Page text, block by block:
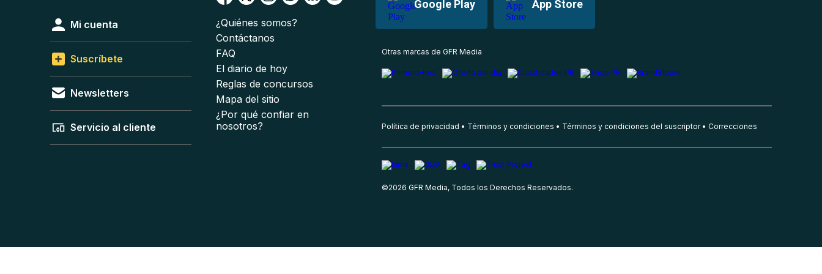
Google Play App Store
Mi cuenta
Suscríbete
Newsletters
Servicio al cliente
¿Quiénes somos?
Contáctanos
FAQ
El diario de hoy
Reglas de concursos
Mapa del sitio
¿Por qué confiar en
nosotros?
Otras marcas de GFR Media
Política de privacidad Términos y condiciones Términos y condiciones del suscriptor Correcciones
©2026 GFR Media, Todos los Derechos Reservados.